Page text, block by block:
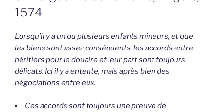
1574
Lorsqu’il y a un ou plusieurs enfants mineurs, et que
les biens sont assez conséquents, les accords entre
héritiers pour le douaire et leur part sont toujours
délicats. Ici il y a entente, mais après bien des
négociations entre eux.
Ces accords sont toujours une preuve de